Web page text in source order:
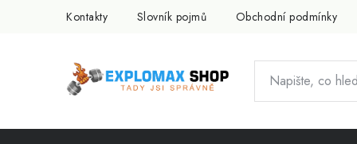
Kontakty Slovník pojmů Obchodní podmínky